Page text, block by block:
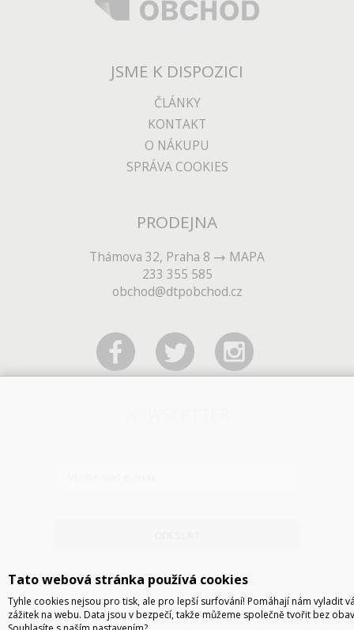
JSME K DISPOZICI
ČLÁNKY
KONTAKT
O NÁKUPU
SPRÁVA COOKIES
PRODEJNA
Thámova 32, Praha 8
MAPA
233 355 585
obchod@dtpobchod.cz
Tato webová stránka používá cookies
Tyhle cookies nejsou pro tisk, ale pro lepší surfování! Pomáhají nám vyladit
zážitek na webu. Data jsou v bezpečí, takže můžeme společně tvořit bez